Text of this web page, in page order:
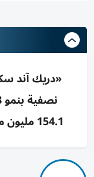
154.1 مليون مع تحسن هامش الربح إلى 11%